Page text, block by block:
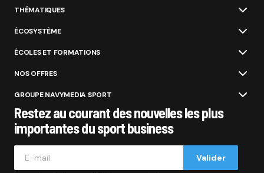
THÉMATIQUES
ÉCOSYSTÈME
ÉCOLES ET FORMATIONS
NOS OFFRES
GROUPE NAVYMEDIA SPORT
Restez au courant des nouvelles les plus
importantes du sport business
Valider